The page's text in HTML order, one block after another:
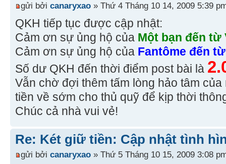
gửi bởi canaryxao » Thứ 4 Tháng 10 14, 2009 5:39
QKH tiếp tục được cập nhật:
Cảm ơn sự ủng hộ của Một bạn đến từ
Cảm ơn sự ủng hộ của Fantôme đến
Số dư QKH đến thời điểm post bài là
Vẫn chờ đợi thêm tấm lòng hảo tâm
tiền về sớm cho thủ quỹ để kịp thời
Chúc cả nhà vui vẻ!
Re: Két giữ tiền: Cập nhật tình
gửi bởi canaryxao » Thứ 5 Tháng 10 15, 2009 3:08